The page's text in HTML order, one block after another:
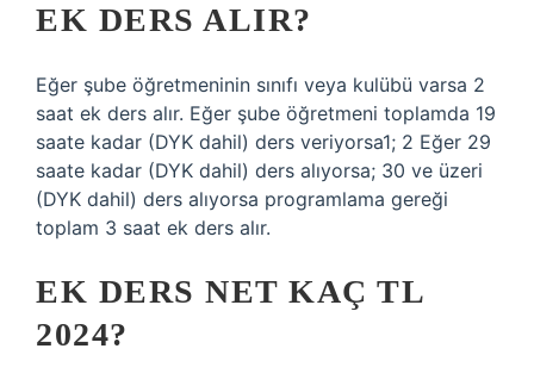
EK DERS ALIR?
Eğer şube öğretmeninin sınıfı veya kulübü varsa 2
saat ek ders alır. Eğer şube öğretmeni toplamda 19
saate kadar (DYK dahil) ders veriyorsa1; 2 Eğer 29
saate kadar (DYK dahil) ders alıyorsa; 30 ve üzeri
(DYK dahil) ders alıyorsa programlama gereği
toplam 3 saat ek ders alır.
EK DERS NET KAÇ TL
2024?